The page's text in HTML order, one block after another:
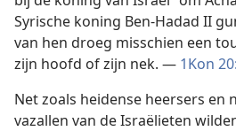
Syrische koning Ben-Hadad II
van hen droeg misschien een
zijn hoofd of zijn nek. — 1Kon
Net zoals heidense heersers en
vazallen van de Israëlieten